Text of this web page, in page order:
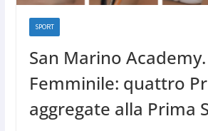
SPORT
San Marino Academy.
Femminile: quattro
aggregate alla Prima